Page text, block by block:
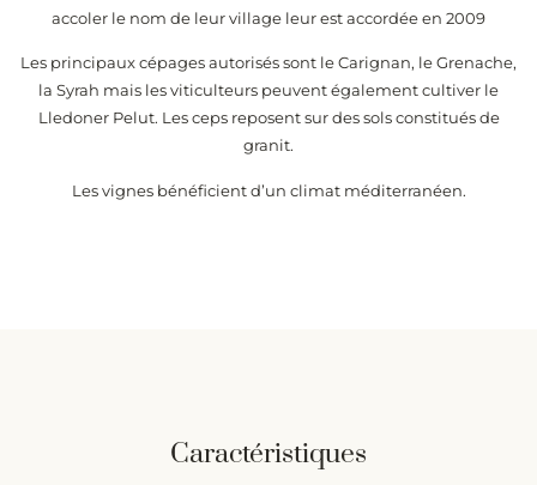
accoler le nom de leur village leur est accordée en 2009
Les principaux cépages autorisés sont le Carignan, le Grenache,
la Syrah mais les viticulteurs peuvent également cultiver le
Lledoner Pelut. Les ceps reposent sur des sols constitués de
granit.
Les vignes bénéficient d’un climat méditerranéen.
Caractéristiques